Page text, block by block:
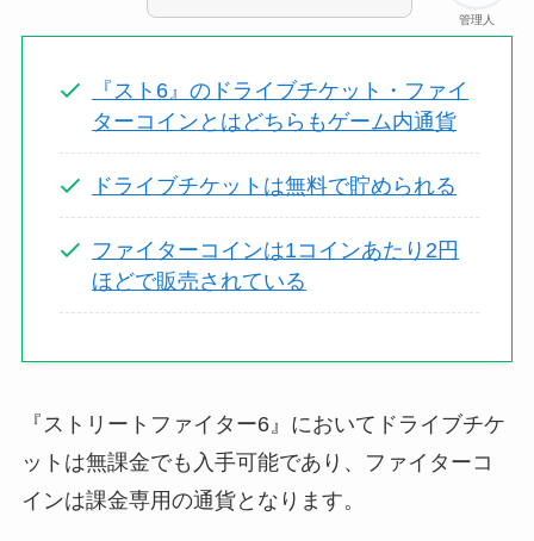
管理人
『スト6』のドライブチケット・ファイ
ターコインとはどちらもゲーム内通貨
ドライブチケットは無料で貯められる
ファイターコインは1コインあたり2円
ほどで販売されている
『ストリートファイター6』においてドライブチケ
ットは無課金でも入手可能であり、ファイターコ
インは課金専用の通貨となります。